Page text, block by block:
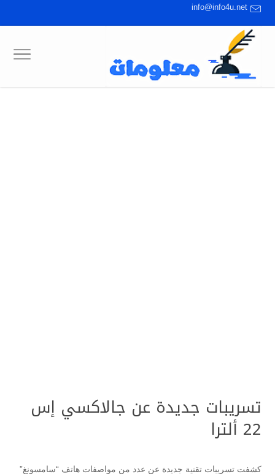
info@info4u.net
تسريبات جديدة عن جالاكسي إس
22 ألترا
كشفت تسريبات تقنية جديدة عن عدد من مواصفات هاتف “سامسونغ”